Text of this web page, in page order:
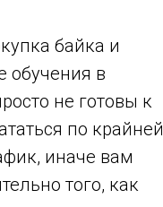
байка и
обучения в
не готовы к
по крайней
иначе вам
того, как